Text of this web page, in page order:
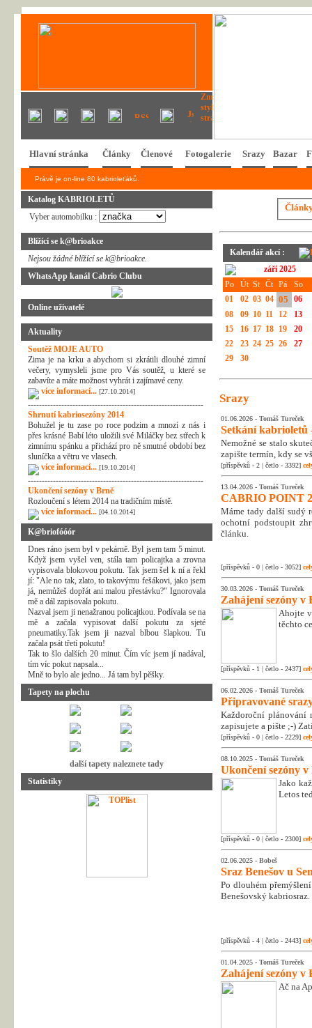
Hlavní stránka Články Členové Fotogalerie Srazy Bazar
Právě je on-line 80 kabrioleťáků.
Katalog KABRIOLETŮ
Vyber automobilku :
Blížící se k@brioakce
Nejsou žádné blížící se k@brioakce.
WhatsApp kanál Cabrio Clubu
Online uživatelé
Aktuality
Soutěž MOJE AUTO
Zima je na krku a abychom si zkrátili dlouhé zimní
večery, vymysleli jsme pro Vás soutěž, u které se
zabavíte a máte možnost vyhrát i zajímavé ceny.
více informací... [27.10.2014]
---------------------------------------------------------------
Shrnutí kabriosezóny 2014
Bohužel je tu zase po roce podzim a mnozí z nás i
přes krásné Babí léto uložili své Miláčky bez střech k
zimnímu spánku a přichází pro ně smutné období bez
sluníčka a větru ve vlasech.
více informací... [19.10.2014]
---------------------------------------------------------------
Ukončení sezóny v Brně
Rozloučení s létem 2014 na tradičním místě.
více informací... [04.10.2014]
K@briofóóór
Dnes ráno jsem byl v pekárně. Byl jsem tam 5 minut.
Když jsem vyšel ven, stála tam policajtka a zrovna
vypisovala blokovou pokutu. Tak jsem šel k ní a řekl
jí: "Ale no tak, zlato, to takovýmu fešákovi, jako jsem
já, nemůžeš dopřát ani malou přestávku?" Ignorovala
mě a dál zapisovala pokutu.
Nazval jsem ji nenažranou policajtkou. Podívala se na
mě a začala vypisovat další pokutu za sjeté
pneumatiky.Tak jsem ji nazval blbou šlapkou. Tu
začala psát třetí pokutu!
Tak to šlo dalších 20 minut. Čím víc jsem jí nadával,
tím víc pokut napsala...
Mně to bylo ale jedno... Já tam byl pěšky.
Tapety na plochu
další tapety naleznete tady
Statistiky
Kalendář akcí :
září 2025
Po
Út St Čt Pá
So
01
02 03 04 05
06
08
09 10 11 12
13
15
16 17 18 19
20
22
23 24 25 26
27
29
30
Srazy
01.06.2026 - Tomáš Tureček
Setkání kabrioletů
Nemožné se stalo
zapište termín, kdy se
[příspěvků - 2 | četlo - 3392]
13.04.2026 - Tomáš Tureček
CABRIO POINT
Máme tady další sudý
ochotní podstoupit
článku.
[příspěvků - 0 | četlo - 3052]
30.03.2026 - Tomáš Tureček
Zahájení sezóny v
Ahojte
těchto
[příspěvků - 1 | četlo - 2437]
06.02.2026 - Tomáš Tureček
Připravované
Každoroční plánování
zapisujete a pište ;-)
[příspěvků - 0 | četlo - 2229]
08.10.2025 - Tomáš Tureček
Ukončení sezóny v
Jako
Letos
[příspěvků - 0 | četlo - 2300]
02.06.2025 - Bobeš
Sraz Benešov u
Po dlouhém
Benešovský kabriosraz.
[příspěvků - 4 | četlo - 2443]
01.04.2025 - Tomáš Tureček
Zahájení sezóny v
Ač na